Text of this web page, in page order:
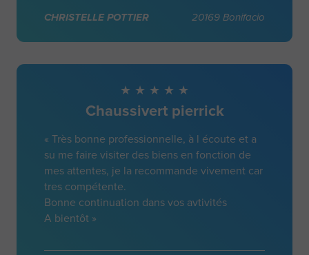
CHRISTELLE POTTIER 20169 Bonifacio
Chaussivert pierrick
« Très bonne professionnelle, à l écoute et a
su me faire visiter des biens en fonction de
mes attentes, je la recommande vivement car
tres compétente.
Bonne continuation dans vos avtivités
A bientôt »